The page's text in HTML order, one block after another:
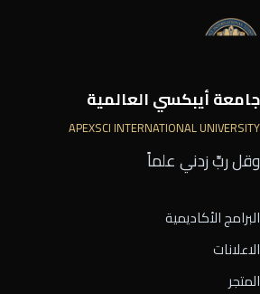
جامعة أيبكسي العالمية
APEXSCI INTERNATIONAL UNIVERSITY
وقل ربِّ زدني علماً
البرامج الأكاديمية
الاعلانات
المتجر